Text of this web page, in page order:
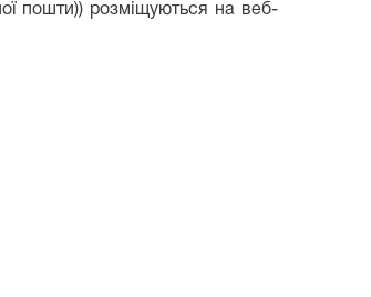
пошти)) розміщуються на веб-